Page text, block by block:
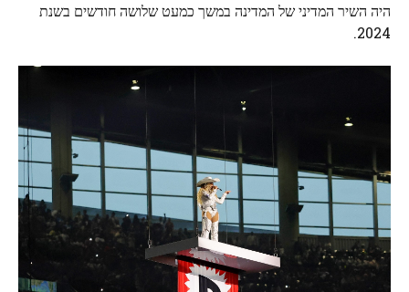
היה השיר המדיני של המדינה במשך כמעט שלושה חודשים בשנת
2024.